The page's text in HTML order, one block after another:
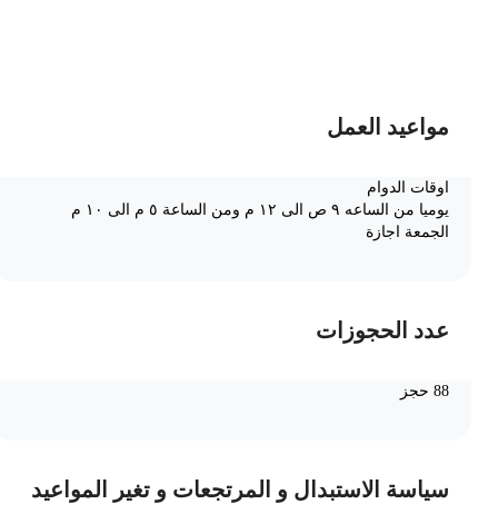
مواعيد العمل
اوقات الدوام
يوميا من الساعه ٩ ص الى ١٢ م ومن الساعة ٥ م الى ١٠ م
الجمعة اجازة
عدد الحجوزات
سياسة الاستبدال و المرتجعات و تغير المواعيد